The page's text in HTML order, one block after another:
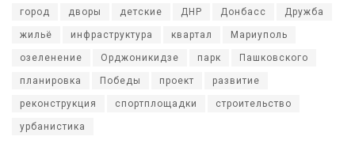
город дворы детские ДНР Донбасс Дружба
жильё инфраструктура квартал Мариуполь
озеленение Орджоникидзе парк Пашковского
планировка Победы проект развитие
реконструкция спортплощадки строительство
урбанистика